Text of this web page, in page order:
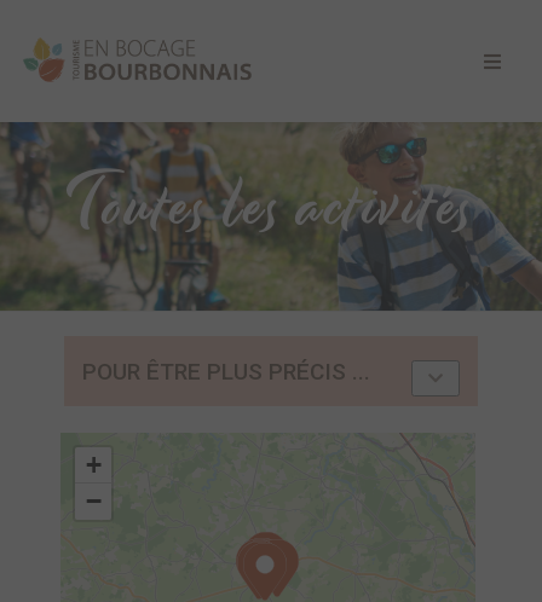
Toutes les activités
POUR ÊTRE PLUS PRÉCIS ...
+
−